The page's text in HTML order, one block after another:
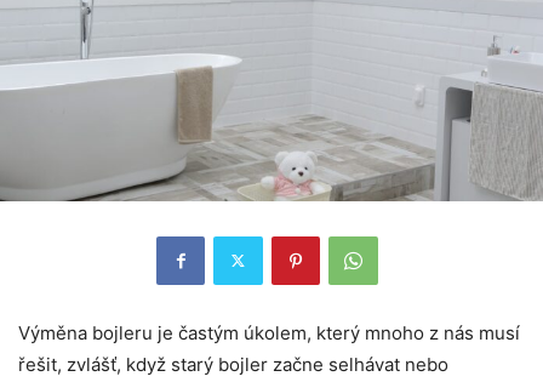
Výměna bojleru je častým úkolem, který mnoho z nás musí
řešit, zvlášť, když starý bojler začne selhávat nebo